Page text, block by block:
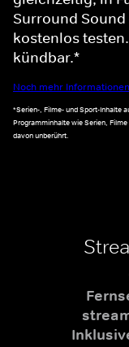
Surround Sound
kostenlos
kündbar.*
Noch mehr
*Serien-, Filme- und Sport-Inhalte
Programminhalte wie Serien,
davon unberührt.